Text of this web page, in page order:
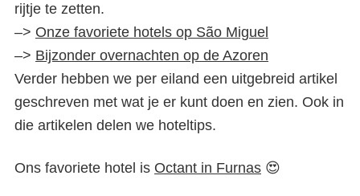
rijtje te zetten.
–> Onze favoriete hotels op São Miguel
–> Bijzonder overnachten op de Azoren
Verder hebben we per eiland een uitgebreid artikel
geschreven met wat je er kunt doen en zien. Ook in
die artikelen delen we hoteltips.
Ons favoriete hotel is Octant in Furnas 😍